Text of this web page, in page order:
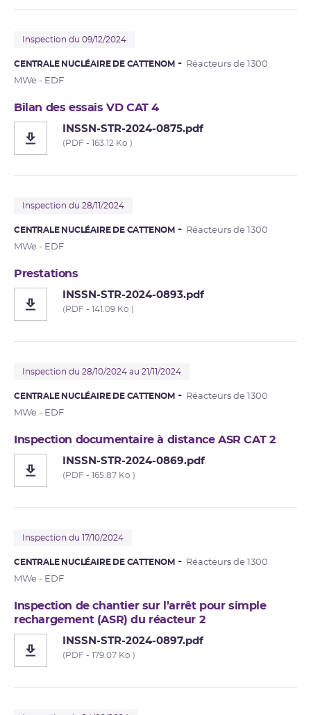
Inspection du 09/12/2024
CENTRALE NUCLÉAIRE DE CATTENOM
Réacteurs de 1300
MWe - EDF
Bilan des essais VD CAT 4
INSSN-STR-2024-0875.pdf
(PDF - 163.12 Ko )
Inspection du 28/11/2024
CENTRALE NUCLÉAIRE DE CATTENOM
Réacteurs de 1300
MWe - EDF
Prestations
INSSN-STR-2024-0893.pdf
(PDF - 141.09 Ko )
Inspection du 28/10/2024 au 21/11/2024
CENTRALE NUCLÉAIRE DE CATTENOM
Réacteurs de 1300
MWe - EDF
Inspection documentaire à distance ASR CAT 2
INSSN-STR-2024-0869.pdf
(PDF - 165.87 Ko )
Inspection du 17/10/2024
CENTRALE NUCLÉAIRE DE CATTENOM
Réacteurs de 1300
MWe - EDF
Inspection de chantier sur l’arrêt pour simple
rechargement (ASR) du réacteur 2
INSSN-STR-2024-0897.pdf
(PDF - 179.07 Ko )